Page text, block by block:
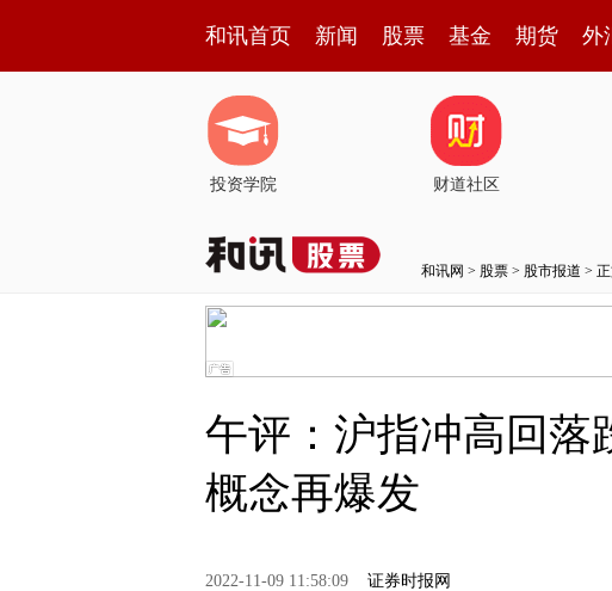
和讯首页 新闻 股票 基金 期货 外
投资学院 财道社区
和讯网 > 股票 > 股市报道 >
午评：沪指冲高回落
概念再爆发
2022-11-09 11:58:09 证券时报网